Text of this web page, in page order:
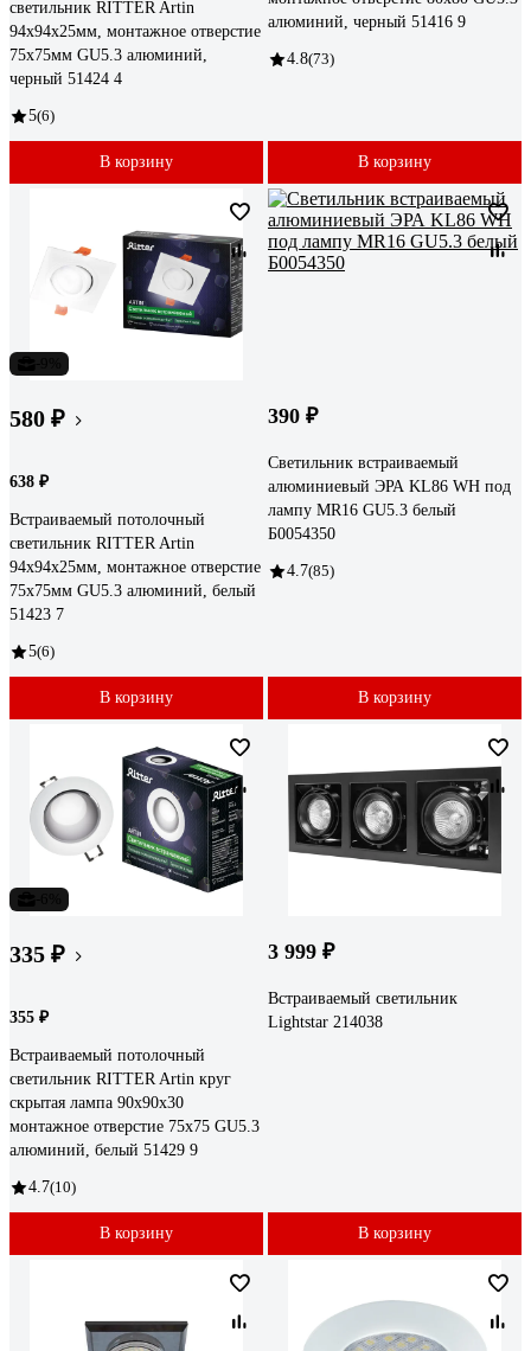
светильник RITTER Artin
94x94x25мм, монтажное отверстие
75x75мм GU5.3 алюминий,
черный 51424 4
5(6)
В корзину
алюминий, черный 51416 9
4.8(73)
В корзину
580 ₽
638 ₽
Встраиваемый потолочный
светильник RITTER Artin
94x94x25мм, монтажное отверстие
75x75мм GU5.3 алюминий, белый
51423 7
5(6)
В корзину
390 ₽
Светильник встраиваемый
алюминиевый ЭРА KL86 WH под
лампу MR16 GU5.3 белый
Б0054350
4.7(85)
В корзину
335 ₽
355 ₽
Встраиваемый потолочный
светильник RITTER Artin круг
скрытая лампа 90x90x30
монтажное отверстие 75x75 GU5.3
алюминий, белый 51429 9
4.7(10)
В корзину
3 999 ₽
Встраиваемый светильник
Lightstar 214038
В корзину